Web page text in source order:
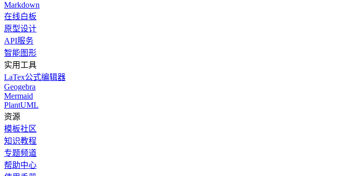
Markdown
在线白板
原型设计
API服务
智能图形
实用工具
LaTex公式编辑器
Geogebra
Mermaid
PlantUML
资源
模板社区
知识教程
专题频道
帮助中心